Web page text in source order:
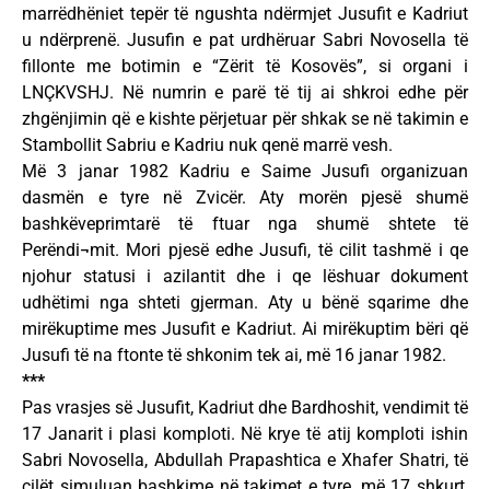
marrëdhëniet tepër të ngushta ndërmjet Jusufit e Kadriut
u ndërprenë. Jusufin e pat urdhëruar Sabri Novosella të
fillonte me botimin e “Zërit të Kosovës”, si organi i
LNÇKVSHJ. Në numrin e parë të tij ai shkroi edhe për
zhgënjimin që e kishte përjetuar për shkak se në takimin e
Stambollit Sabriu e Kadriu nuk qenë marrë vesh.
Më 3 janar 1982 Kadriu e Saime Jusufi organizuan
dasmën e tyre në Zvicër. Aty morën pjesë shumë
bashkëveprimtarë të ftuar nga shumë shtete të
Perëndi¬mit. Mori pjesë edhe Jusufi, të cilit tashmë i qe
njohur statusi i azilantit dhe i qe lëshuar dokument
udhëtimi nga shteti gjerman. Aty u bënë sqarime dhe
mirëkuptime mes Jusufit e Kadriut. Ai mirëkuptim bëri që
Jusufi të na ftonte të shkonim tek ai, më 16 janar 1982.
***
Pas vrasjes së Jusufit, Kadriut dhe Bardhoshit, vendimit të
17 Janarit i plasi komploti. Në krye të atij komploti ishin
Sabri Novosella, Abdullah Prapashtica e Xhafer Shatri, të